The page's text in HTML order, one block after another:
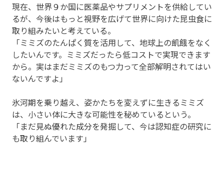
現在、世界９か国に医薬品やサプリメントを供給してい
るが、今後はもっと視野を広げて世界に向けた昆虫食に
取り組みたいと考えている。
「ミミズのたんぱく質を活用して、地球上の飢餓をなく
したいんです。ミミズだったら低コストで実現できます
から。実はまだミミズのもつ力って全部解明されてはい
ないんですよ」
氷河期を乗り越え、姿かたちを変えずに生きるミミズ
は、小さい体に大きな可能性を秘めているという。
「まだ見ぬ優れた成分を発掘して、今は認知症の研究に
も取り組んでいます」